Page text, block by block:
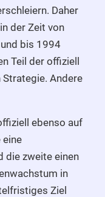
Daher
der Zeit von
bis 1994
Teil der offiziell
Andere
ebenso auf
eine
die zweite einen
in
Ziel